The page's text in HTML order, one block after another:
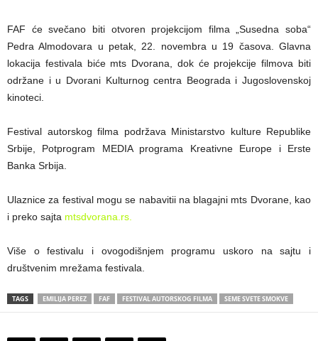
FAF će svečano biti otvoren projekcijom filma „Susedna soba“
Pedra Almodovara u petak, 22. novembra u 19 časova. Glavna
lokacija festivala biće mts Dvorana, dok će projekcije filmova biti
održane i u Dvorani Kulturnog centra Beograda i Jugoslovenskoj
kinoteci.
Festival autorskog filma podržava Ministarstvo kulture Republike
Srbije, Potprogram MEDIA programa Kreativne Europe i Erste
Banka Srbija.
Ulaznice za festival mogu se nabavitii na blagajni mts Dvorane, kao
i preko sajta mtsdvorana.rs.
Više o festivalu i ovogodišnjem programu uskoro na sajtu i
društvenim mrežama festivala.
TAGS EMILIJA PEREZ FAF FESTIVAL AUTORSKOG FILMA SEME SVETE SMOKVE